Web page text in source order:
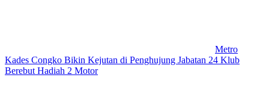
Metro
Kades Congko Bikin Kejutan di Penghujung Jabatan 24 Klub
Berebut Hadiah 2 Motor